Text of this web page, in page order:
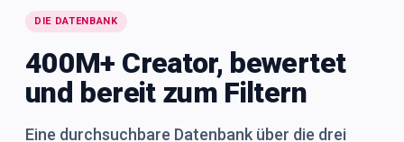
DIE DATENBANK
400M+ Creator, bewertet
und bereit zum Filtern
Eine durchsuchbare Datenbank über die drei